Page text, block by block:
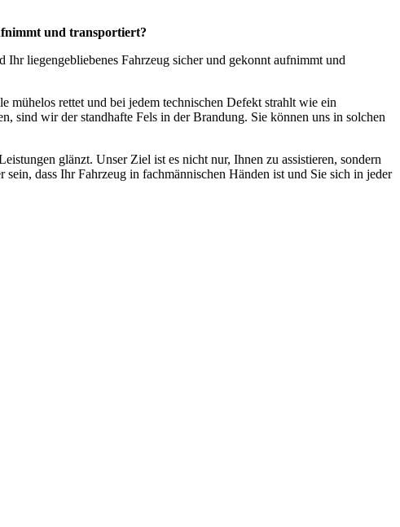
und transportiert?
liegengebliebenes Fahrzeug sicher und gekonnt aufnimmt und
rettet und bei jedem technischen Defekt strahlt wie ein
sind wir der standhafte Fels in der Brandung. Sie können uns in solchen
glänzt. Unser Ziel ist es nicht nur, Ihnen zu assistieren, sondern
dass Ihr Fahrzeug in fachmännischen Händen ist und Sie sich in jeder